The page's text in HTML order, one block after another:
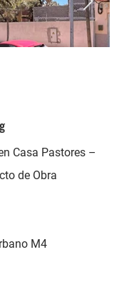
Casa Pastores –
de Obra
M4